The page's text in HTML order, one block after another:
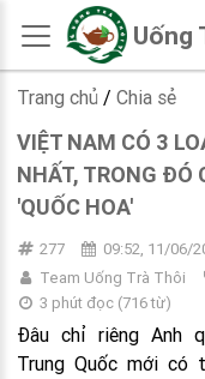
Uống
Trang chủ / Chia sẻ
VIỆT NAM CÓ 3
NHẤT, TRONG ĐÓ
'QUỐC HOA'
277
09:52, 11/06/
Team Uống Trà Thôi
3 phút đọc(716từ)
Đâu chỉ riêng Anh
Trung Quốc mới có